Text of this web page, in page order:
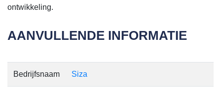
ontwikkeling.
AANVULLENDE INFORMATIE
Bedrijfsnaam Siza